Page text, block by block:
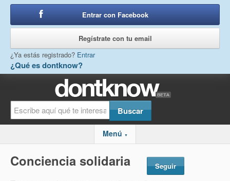
¿Qué es dontknow?
Entrar con Facebook
Regístrate con tu email
¿Ya estás registrado? Entrar
Menú ▼
Conciencia solidaria Seguir